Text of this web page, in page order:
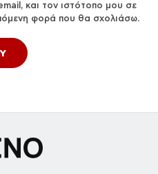
και τον ιστότοπο μου σε
φορά που θα σχολιάσω.